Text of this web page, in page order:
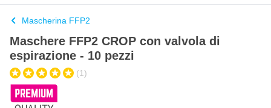
Mascherina FFP2
Maschere FFP2 CROP con valvola di
espirazione - 10 pezzi
(1)